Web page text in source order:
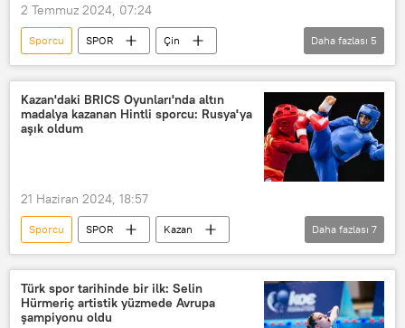
Provokasyon
2 Temmuz 2024, 07:24
Sporcu SPOR
Çin
Endonezya
Ölüm
Tenis kortu
badminton
Daha fazlası 5
Kazan'daki BRICS Oyunları'nda altın
madalya kazanan Hintli sporcu: Rusya'ya
aşık oldum
21 Haziran 2024, 18:57
Sporcu SPOR
Kazan
BRICS
wushu
Hindistan
altın madalya
Rusya
Tataristan Cumhuriyeti
Çin
Daha fazlası 7
Türk spor tarihinde bir ilk: Selin
Hürmeriç artistik yüzmede Avrupa
şampiyonu oldu